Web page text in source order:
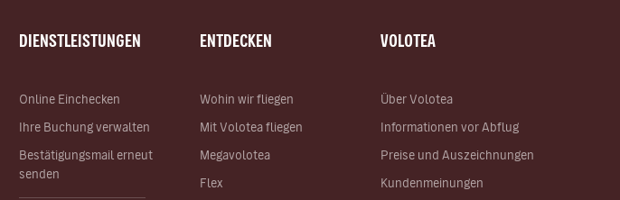
DIENSTLEISTUNGEN
Online Einchecken
Ihre Buchung verwalten
Bestätigungsmail erneut
senden
ENTDECKEN
Wohin wir fliegen
Mit Volotea fliegen
Megavolotea
Flex
VOLOTEA
Über Volotea
Informationen vor Abflug
Preise und Auszeichnungen
Kundenmeinungen